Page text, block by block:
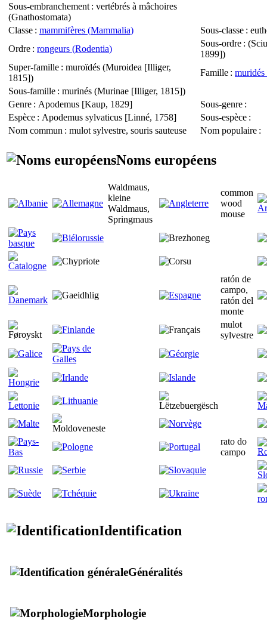
Sous-embranchement : vertébrés à mâchoires
(Gnathostomata)
Classe : mammifères (Mammalia) Sous-classe :
Ordre : rongeurs (Rodentia)
Sous-ordre : (
1899])
Super-famille : muroïdés (Muroidea [Illiger,
1815])
Famille : muridés
Sous-famille : murinés (Murinae [Illiger, 1815])
Genre : Apodemus [Kaup, 1829] Sous-genre :
Espèce : Apodemus sylvaticus [Linné, 1758] Sous-espèce :
Nom commun : mulot sylvestre, souris sauteuse Nom populaire :
Noms européens
Waldmaus,
kleine
Waldmaus,
Springmaus
common
wood
mouse
ratón de
campo,
ratón del
monte
mulot
sylvestre
rato do
campo
Identification
Généralités
Morphologie